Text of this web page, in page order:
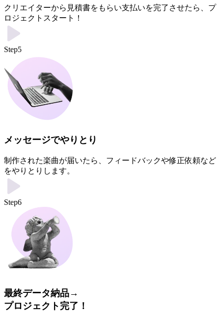
クリエイターから見積書をもらい支払いを完了させたら、プ
ロジェクトスタート！
Step5
メッセージでやりとり
制作された楽曲が届いたら、フィードバックや修正依頼など
をやりとりします。
Step6
最終データ納品→
プロジェクト完了！